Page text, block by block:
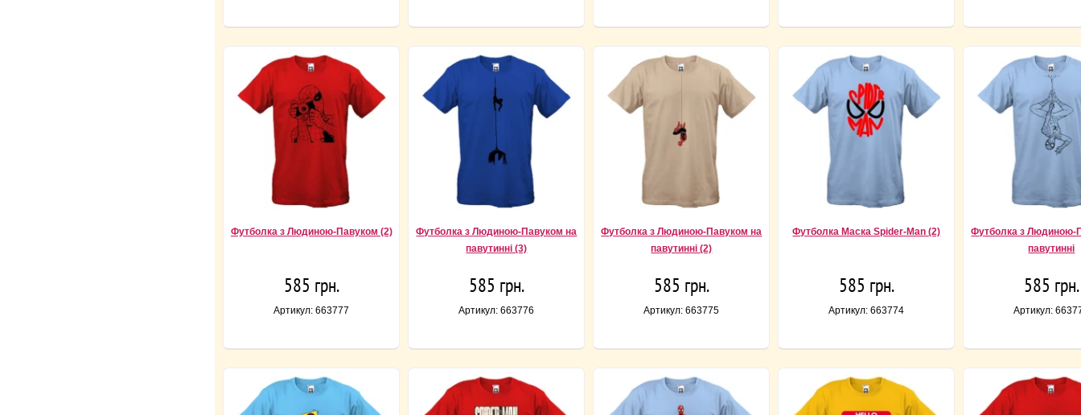
Футболка з Людиною-Павуком (2)
585 грн.
Артикул: 663777
Футболка з Людиною-Павуком на
павутинні (3)
585 грн.
Артикул: 663776
Футболка з Людиною-Павуком на
павутинні (2)
585 грн.
Артикул: 663775
Футболка Маска Spider-Man (2)
585 грн.
Артикул: 663774
Футболка з Людиною-
павутинні
585 грн.
Артикул: